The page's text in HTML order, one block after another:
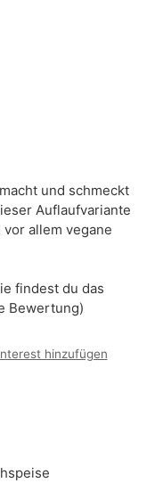
und schmeckt
Auflaufvariante
allem vegane
findest du das
Bewertung)
hinzufügen